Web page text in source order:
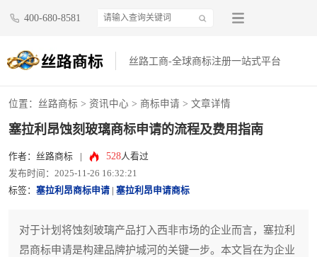
400-680-8581
丝路工商-全球商标注册一站式平台
位置： 丝路商标 > 资讯中心 > 商标申请 > 文章详情
塞拉利昂蚀刻玻璃商标申请的流程及费用指南
作者：丝路商标 528人看过
发布时间：2025-11-26 16:32:21
标签： 塞拉利昂商标申请 塞拉利昂申请商标
对于计划将蚀刻玻璃产品打入西非市场的企业而言，塞拉利
昂商标申请是构建品牌护城河的关键一步。本文旨在为企业